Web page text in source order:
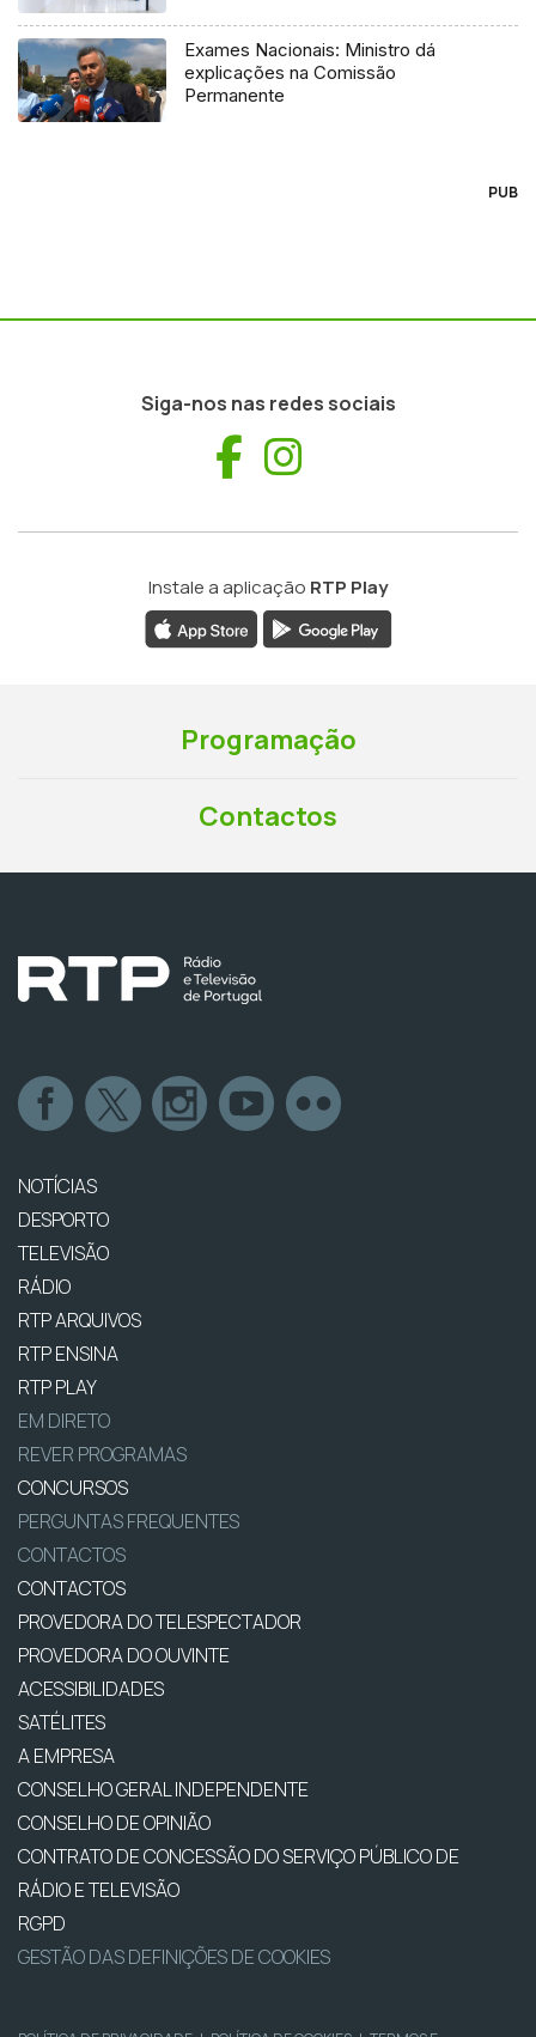
Exames Nacionais: Ministro dá
explicações na Comissão
Permanente
PUB
Siga-nos nas redes sociais
Facebook
Instale a aplicação RTP Play
Programação
Contactos
NOTÍCIAS
DESPORTO
TELEVISÃO
RÁDIO
RTP ARQUIVOS
RTP ENSINA
RTP PLAY
EM DIRETO
REVER PROGRAMAS
CONCURSOS
PERGUNTAS FREQUENTES
CONTACTOS
CONTACTOS
PROVEDORA DO TELESPECTADOR
PROVEDORA DO OUVINTE
ACESSIBILIDADES
SATÉLITES
A EMPRESA
CONSELHO GERAL INDEPENDENTE
CONSELHO DE OPINIÃO
CONTRATO DE CONCESSÃO DO SERVIÇO PÚBLICO DE
RÁDIO E TELEVISÃO
RGPD
GESTÃO DAS DEFINIÇÕES DE COOKIES